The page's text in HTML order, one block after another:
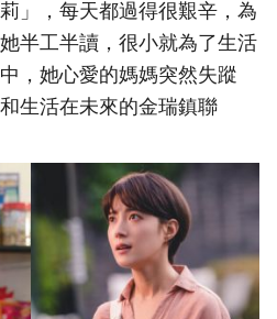
」，每天都過得很艱辛，為
半工半讀，很小就為了生活
，她心愛的媽媽突然失蹤
生活在未來的金瑞鎮聯